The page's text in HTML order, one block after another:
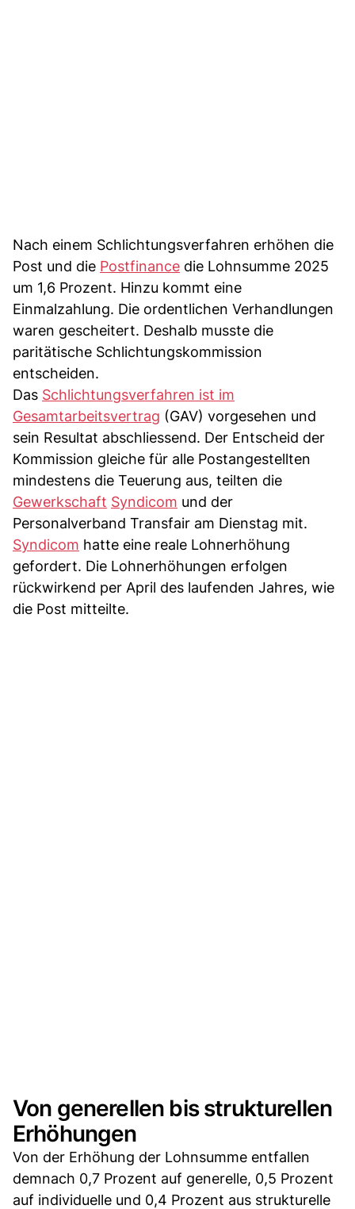
Nach einem Schlichtungsverfahren erhöhen die
Post und die Postfinance die Lohnsumme 2025
um 1,6 Prozent. Hinzu kommt eine
Einmalzahlung. Die ordentlichen Verhandlungen
waren gescheitert. Deshalb musste die
paritätische Schlichtungskommission
entscheiden.
Das Schlichtungsverfahren ist im
Gesamtarbeitsvertrag (GAV) vorgesehen und
sein Resultat abschliessend. Der Entscheid der
Kommission gleiche für alle Postangestellten
mindestens die Teuerung aus, teilten die
Gewerkschaft Syndicom und der
Personalverband Transfair am Dienstag mit.
Syndicom hatte eine reale Lohnerhöhung
gefordert. Die Lohnerhöhungen erfolgen
rückwirkend per April des laufenden Jahres, wie
die Post mitteilte.
Von generellen bis strukturellen
Erhöhungen
Von der Erhöhung der Lohnsumme entfallen
demnach 0,7 Prozent auf generelle, 0,5 Prozent
auf individuelle und 0,4 Prozent aus strukturelle